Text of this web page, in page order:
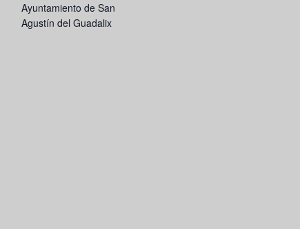
Ayuntamiento de San
Agustín del Guadalix